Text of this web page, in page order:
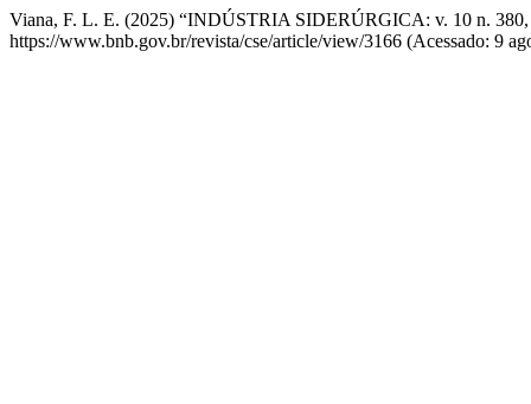
Viana, F. L. E. (2025) “INDÚSTRIA SIDERÚRGICA: v. 10 n.
https://www.bnb.gov.br/revista/cse/article/view/3166 (Acessado: 9